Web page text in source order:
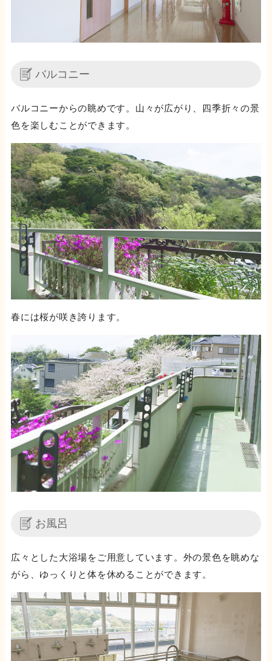
バルコニー
バルコニーからの眺めです。山々が広がり、四季折々の景
色を楽しむことができます。
春には桜が咲き誇ります。
お風呂
広々とした大浴場をご用意しています。外の景色を眺めな
がら、ゆっくりと体を休めることができます。